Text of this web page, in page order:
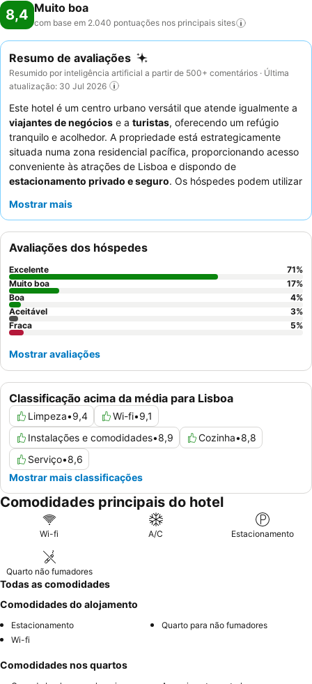
8,4 Muito boa
com base em 2.040 pontuações nos principais sites
Resumo de avaliações
Resumido por inteligência artificial a partir de 500+ comentários · Última
atualização: 30 Jul 2026
Este hotel é um centro urbano versátil que atende igualmente a
viajantes de negócios e a turistas, oferecendo um refúgio
tranquilo e acolhedor. A propriedade está estrategicamente
situada numa zona residencial pacífica, proporcionando acesso
conveniente às atrações de Lisboa e dispondo de
estacionamento privado e seguro. Os hóspedes podem utilizar
promovendo uma sensação de lar longe de casa. A equipa de
elogios pela sua utilidade e conhecimentos locais. Para uma
estadia verdadeiramente relaxante, considere reservar um
quarto com
Mostrar mais
Classificação acima da média para Lisboa
Limpeza•9,4 Wi-fi•9,1
Instalações e comodidades•8,9 Cozinha•8,8
Serviço•8,6
Mostrar mais classificações
Avaliações dos hóspedes
Excelente 71%
Muito boa
17%
Boa
4%
Aceitável
3%
Fraca
5%
Mostrar avaliações
Comodidades principais do hotel
Wi-fi A/C Estacionamento
Quarto não fumadores
Todas as comodidades
Comodidades do alojamento
Estacionamento
Quarto para não fumadores
Wi-fi
Comodidades nos quartos